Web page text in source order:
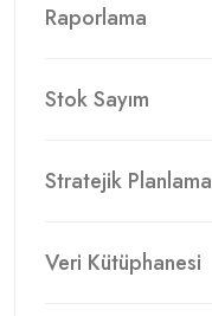
Raporlama
Stok Sayım
Stratejik Planlama
Veri Kütüphanesi